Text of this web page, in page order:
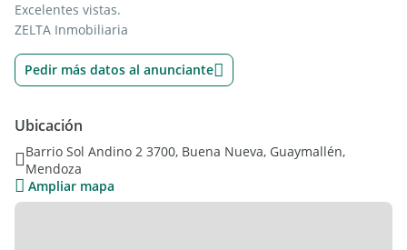
Excelentes vistas.
ZELTA Inmobiliaria
Pedir más datos al anunciante
Ubicación
Barrio Sol Andino 2 3700, Buena Nueva, Guaymallén,
Mendoza
Ampliar mapa